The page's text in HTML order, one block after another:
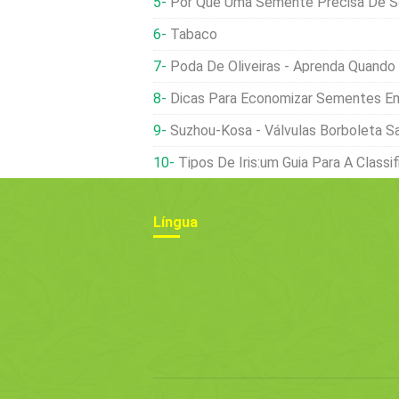
Tabaco
Poda De Oliveiras - Aprenda
Dicas Para Economizar Sementes
Suzhou-Kosa - Válvulas Borboleta
Tipos De Íris:um Guia Para A
Língua